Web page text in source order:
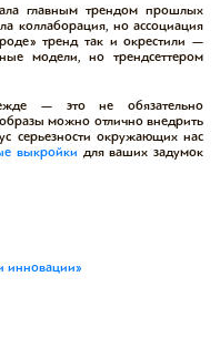
главным трендом прошлых
коллаборация, но ассоциация
тренд так и окрестили —
модели, но трендсеттером
— это не обязательно
можно отлично внедрить
серьезности окружающих нас
выкройки для ваших задумок
инновации»